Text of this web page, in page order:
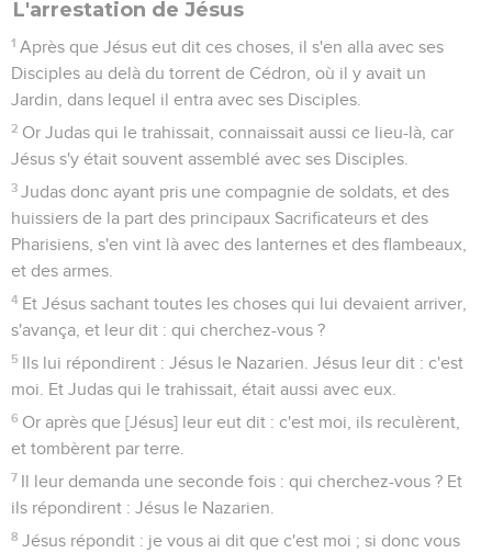
L'arrestation de Jésus
1 Après que Jésus eut dit ces choses, il s'en alla avec ses
Disciples au delà du torrent de Cédron, où il y avait un
Jardin, dans lequel il entra avec ses Disciples.
2 Or Judas qui le trahissait, connaissait aussi ce lieu-là, car
Jésus s'y était souvent assemblé avec ses Disciples.
3 Judas donc ayant pris une compagnie de soldats, et des
huissiers de la part des principaux Sacrificateurs et des
Pharisiens, s'en vint là avec des lanternes et des flambeaux,
et des armes.
4 Et Jésus sachant toutes les choses qui lui devaient arriver,
s'avança, et leur dit : qui cherchez-vous ?
5 Ils lui répondirent : Jésus le Nazarien. Jésus leur dit : c'est
moi. Et Judas qui le trahissait, était aussi avec eux.
6 Or après que [Jésus] leur eut dit : c'est moi, ils reculèrent,
et tombèrent par terre.
7 Il leur demanda une seconde fois : qui cherchez-vous ? Et
ils répondirent : Jésus le Nazarien.
8 Jésus répondit : je vous ai dit que c'est moi ; si donc vous